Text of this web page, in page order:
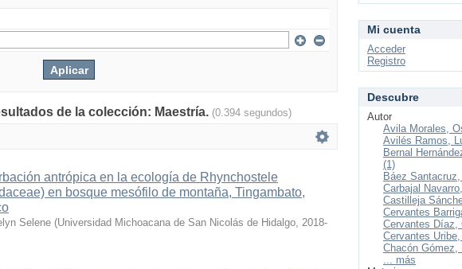
de la colección: Maestría. (0.394 segundos)
antrópica en la ecología de Rhynchostele
en bosque mesófilo de montaña, Tingambato,
Selene (Universidad Michoacana de San Nicolás de Hidalgo, 2018-
Mi cuenta
Acceder
Registro
Descubre
Autor
Avila Morales,
Avilés Ramos,
Bernal
(1)
Báez
Carbajal
Castilleja
Cervantes
Cervantes Díaz,
Cervantes
Chacón Gómez,
... más